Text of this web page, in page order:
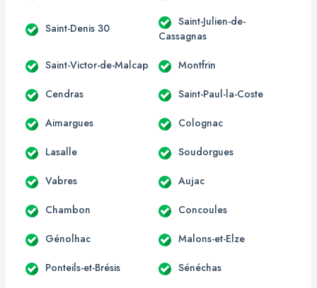
Saint-Denis 30
Saint-Julien-de-
Cassagnas
Saint-Victor-de-Malcap Montfrin
Cendras Saint-Paul-la-Coste
Aimargues Colognac
Lasalle Soudorgues
Vabres Aujac
Chambon Concoules
Génolhac Malons-et-Elze
Ponteils-et-Brésis Sénéchas